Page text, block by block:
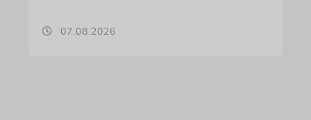
07.08.2026